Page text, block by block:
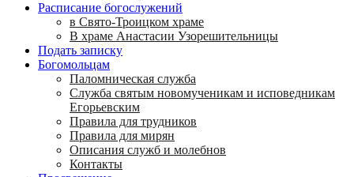
Расписание богослужений
в Свято-Троицком храме
В храме Анастасии Узорешительницы
Подать записку
Богомольцам
Паломническая служба
Служба святым новомученикам и исповедникам
Егорьевским
Правила для трудников
Правила для мирян
Описания служб и молебнов
Контакты